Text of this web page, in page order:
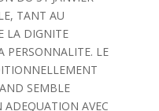
TANT AU
LA DIGNITE
PERSONNALITE. LE
SEMBLE
ADEQUATION AVEC